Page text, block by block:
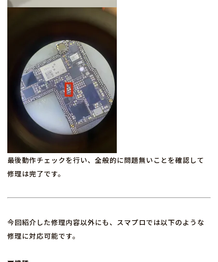
最後動作チェックを行い、全般的に問題無いことを確認して
修理は完了です。
今回紹介した修理内容以外にも、スマプロでは以下のような
修理に対応可能です。